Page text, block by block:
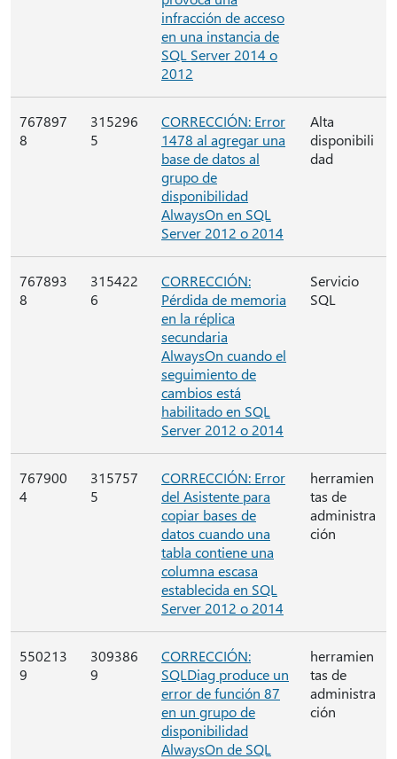
infracción de acceso
en una instancia de
SQL Server 2014 o
2012
767897
8
315296
5
CORRECCIÓN: Error
1478 al agregar una
base de datos al
grupo de
disponibilidad
AlwaysOn en SQL
Server 2012 o 2014
Alta
disponibili
dad
767893
8
315422
6
CORRECCIÓN:
Pérdida de memoria
en la réplica
secundaria
AlwaysOn cuando el
seguimiento de
cambios está
habilitado en SQL
Server 2012 o 2014
Servicio
SQL
767900
4
315757
5
CORRECCIÓN: Error
del Asistente para
copiar bases de
datos cuando una
tabla contiene una
columna escasa
establecida en SQL
Server 2012 o 2014
herramien
tas de
administra
ción
550213
9
309386
9
CORRECCIÓN:
SQLDiag produce un
error de función 87
en un grupo de
disponibilidad
AlwaysOn de SQL
herramien
tas de
administra
ción